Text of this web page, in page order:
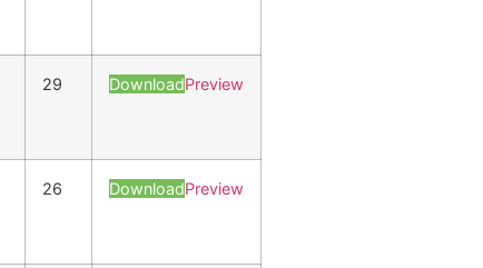
29 DownloadPreview
26 DownloadPreview